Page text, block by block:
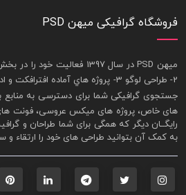
فروشگاه گرافیکی میهن PSD
ميهن PSD در سال 1397 فعاليت خود را در بخش های : 1-
2- طراحی لوگو 3- پروژه هاي آماده
جستجوی گرافيکی شما برای دسترسی به منابع
های خاص، پروژه های ميکس عروسی، فونت های
رايگــان ديگر که همگی برای شما طراحان و
به کمک آن بتوانيد طراحی های خود را ارتقاء